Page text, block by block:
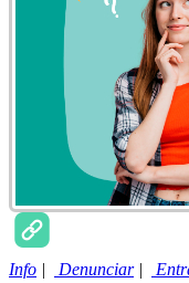
Info | Denunciar|